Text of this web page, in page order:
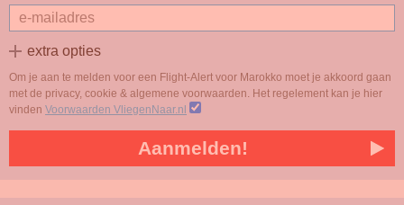
extra opties
Om je aan te melden voor een Flight-Alert voor Marokko moet je akkoord gaan
met de privacy, cookie & algemene voorwaarden. Het regelement kan je hier
vinden Voorwaarden VliegenNaar.nl
Aanmelden!